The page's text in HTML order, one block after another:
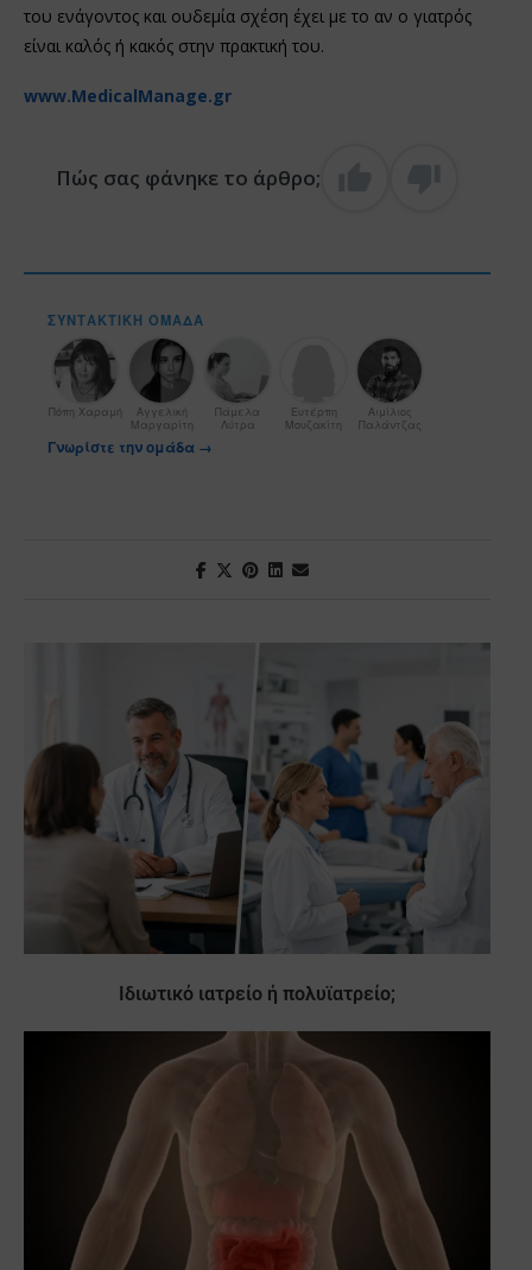
του ενάγοντος και ουδεμία σχέση έχει με το αν ο γιατρός
είναι καλός ή κακός στην πρακτική του.
www.MedicalManage.gr
Πώς σας φάνηκε το άρθρο;
ΣΥΝΤΑΚΤΙΚΉ ΟΜΆΔΑ
Πόπη Χαραμή
Αγγελική
Μαργαρίτη
Πάμελα
Λύτρα
Ευτέρπη
Μουζακίτη
Αιμίλιος
Παλάντζας
Γνωρίστε την ομάδα →
Ιδιωτικό ιατρείο ή πολυϊατρείο;